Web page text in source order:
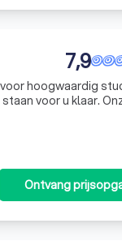
Vaak komt dit
7,9
hoogwaardig
voor u klaar.
Ontvang